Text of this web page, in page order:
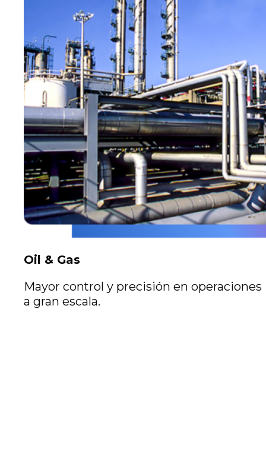
Oil & Gas
Mayor control y precisión en operaciones
a gran escala.